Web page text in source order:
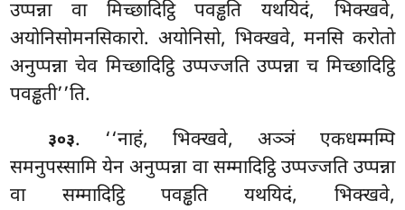
उप्पन्ना वा मिच्छादिट्ठि पवड्ढति यथयिदं, भिक्खवे,
अयोनिसोमनसिकारो. अयोनिसो, भिक्खवे, मनसि करोतो
अनुप्पन्ना चेव मिच्छादिट्ठि उप्पज्जति उप्पन्ना च मिच्छादिट्ठि
पवड्ढती’’ति.
३०३. ‘‘नाहं, भिक्खवे, अञ्ञं एकधम्मम्पि
समनुपस्सामि येन अनुप्पन्ना वा सम्मादिट्ठि उप्पज्जति उप्पन्ना
वा सम्मादिट्ठि पवड्ढति यथयिदं, भिक्खवे,